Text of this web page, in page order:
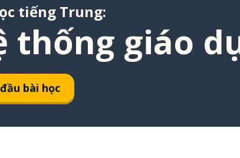
tiếng Trung:
thống giáo
bài học